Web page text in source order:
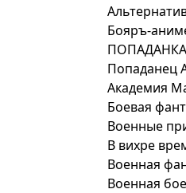
Бояръ-
ПОПАДАНКА
Попаданец
Академия
Боевая
Военные
В вихре
Военная
Военная